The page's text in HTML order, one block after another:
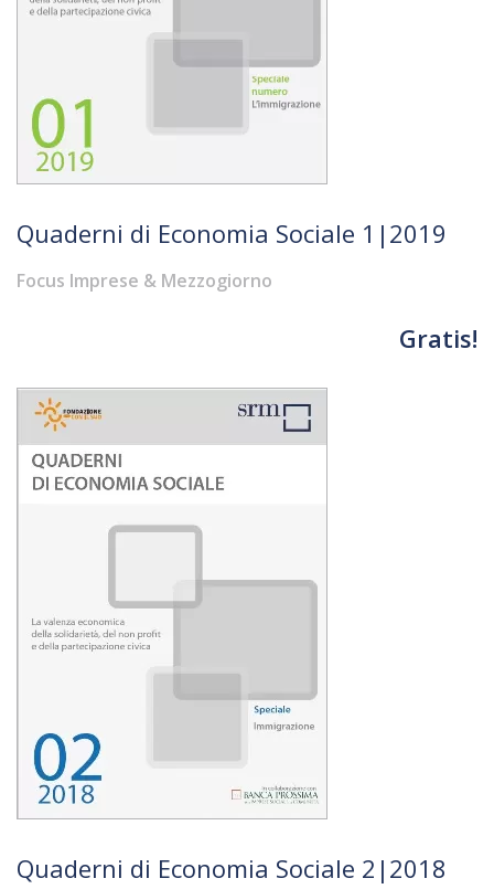
Quaderni di Economia Sociale 1|2019
Focus Imprese & Mezzogiorno
Gratis!
Quaderni di Economia Sociale 2|2018